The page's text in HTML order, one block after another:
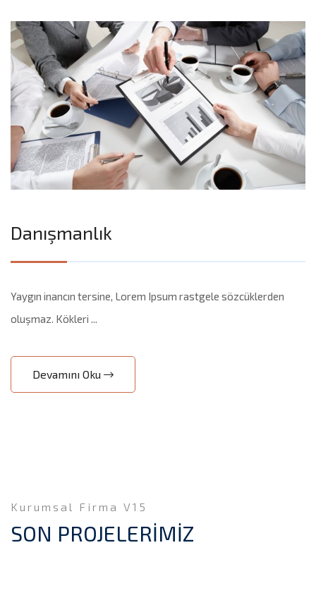
Danışmanlık
Yaygın inancın tersine, Lorem Ipsum rastgele sözcüklerden
oluşmaz. Kökleri ...
Devamını Oku
Kurumsal Firma V15
SON PROJELERİMİZ